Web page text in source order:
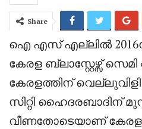
Share
ഐ എസ് എല്ലിൽ
കേരള ബ്ലാസ്റ്റേഴ്സ്
കേരളത്തിന്
സിറ്റി ഹൈദരബാദിന്
വീണതോടെയാണ് കേരള